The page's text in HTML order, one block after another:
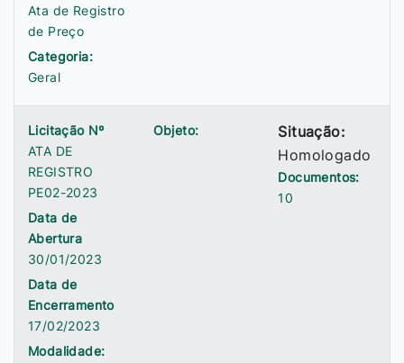
Ata de Registro
de Preço
Categoria:
Geral
Licitação Nº
ATA DE
REGISTRO
PE02-2023
Data de
Abertura
30/01/2023
Data de
Encerramento
17/02/2023
Modalidade:
Objeto:
Situação:
Homologado
Documentos:
10